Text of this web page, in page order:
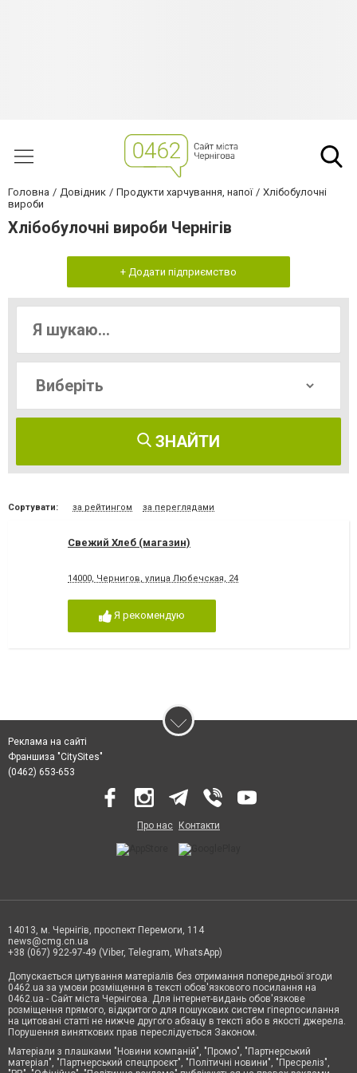
Головна Довідник Продукти харчування, напої
Хлібобулочні
вироби
Хлібобулочні вироби Чернігів
+ Додати підприємство
ЗНАЙТИ
Сортувати: за рейтингом за переглядами
Свежий Хлеб (магазин)
14000, Чернигов, улица Любечская, 24
Я рекомендую
Реклама на сайті
Франшиза "CitySites"
(0462) 653-653
Про нас Контакти
14013, м. Чернігів, проспект Перемоги, 114
news@cmg.cn.ua
+38 (067) 922-97-49 (Viber, Telegram, WhatsApp)
Допускається цитування матеріалів без отримання попередньої згоди
0462.ua за умови розміщення в тексті обов'язкового посилання на
0462.ua - Сайт міста Чернігова. Для інтернет-видань обов'язкове
розміщення прямого, відкритого для пошукових систем гіперпосилання
на цитовані статті не нижче другого абзацу в тексті або в якості джерела.
Порушення виняткових прав переслідується Законом.
Матеріали з плашками "Новини компаній", "Промо", "Партнерський
матеріал", "Партнерський спецпроєкт", "Політичні новини", "Пресреліз",